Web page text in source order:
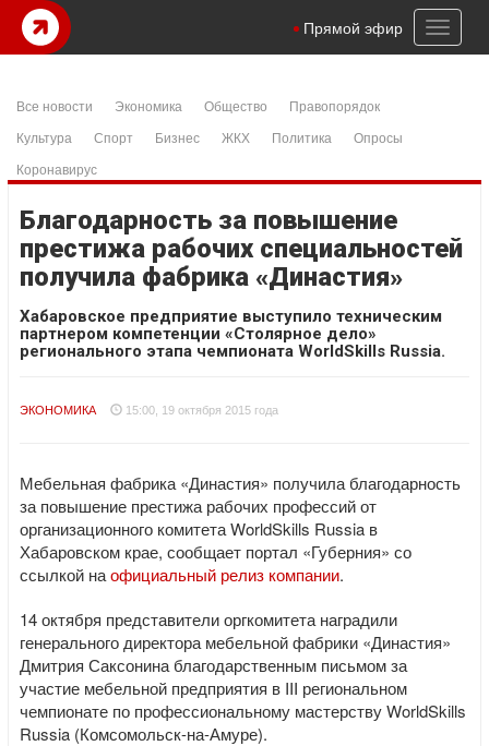
Toggle
Прямой эфир
Все новости Экономика Общество
Правопорядок
Культура
Спорт Бизнес ЖКХ Политика
Опросы
Коронавирус
Благодарность за повышение
престижа рабочих специальностей
получила фабрика «Династия»
Хабаровское предприятие выступило техническим
партнером компетенции «Столярное дело»
регионального этапа чемпионата WorldSkills Russia.
ЭКОНОМИКА 15:00, 19 октября 2015 года
Мебельная фабрика «Династия» получила благодарность
за повышение престижа рабочих профессий от
организационного комитета WorldSkills Russia в
Хабаровском крае, сообщает портал «Губерния» со
ссылкой наофициальный релиз компании.
14 октября представители оргкомитета наградили
генерального директора мебельной фабрики «Династия»
Дмитрия Саксонина благодарственным письмом за
участие мебельной предприятия в III региональном
чемпионате по профессиональному мастерству WorldSkills
Russia (Комсомольск-на-Амуре).